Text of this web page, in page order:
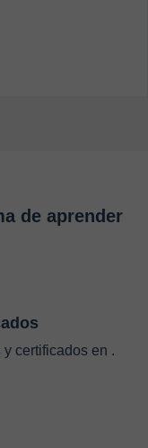
de aprender
certificados en .